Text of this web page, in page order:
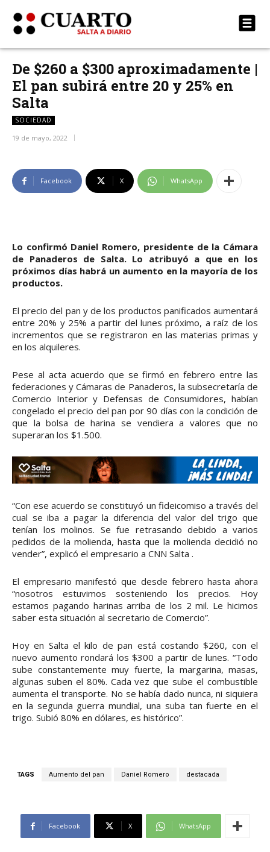
De $260 a $300 aproximadamente |
El pan subirá entre 20 y 25% en
Salta
SOCIEDAD
19 de mayo, 2022
Facebook X WhatsApp
Lo confirmó Daniel Romero, presidente de la Cámara
de Panaderos de Salta. Lo atribuyó a que en los
próximos días habrá un aumento en la mayoría de los
productos.
El precio del pan y de los productos panificados aumentará
entre 20% y 25% a partir del lunes próximo, a raíz de los
incrementos que se registraron en las materias primas y
en los alquileres.
Pese al acta acuerdo que se firmó en febrero entre las
federaciones y Cámaras de Panaderos, la subsecretaría de
Comercio Interior y Defensas de Consumidores, habían
congelado el precio del pan por 90 días con la condición de
que la bolsa de harina se vendiera a valores que no
superaran los $1.500.
“Con ese acuerdo se constituyó un fideicomiso a través del
cual se iba a pagar la diferencia del valor del trigo que
tenían los molinos. Se fue retrasando debido a varios
pedidos de la molienda, hasta que la molienda decidió no
vender”, explicó el empresario a CNN Salta .
El empresario manifestó que desde febrero hasta ahora
“nosotros estuvimos sosteniendo los precios. Hoy
estamos pagando harinas arriba de los 2 mil. Le hicimos
saber esta situación al secretario de Comercio”.
Hoy en Salta el kilo de pan está costando $260, con el
nuevo aumento rondará los $300 a partir de lunes. “Todo
sube constantemente muy fuerte, la margarina, masas,
algunas suben el 80%. Cada vez que sube el combustible
aumenta el transporte. No se había dado nunca, ni siquiera
en la segunda guerra mundial, una suba tan fuerte en el
trigo. Subió 80% en dólares, es histórico”.
TAGS Aumento del pan Daniel Romero destacada
Facebook X WhatsApp